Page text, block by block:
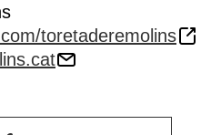
toretaderemolins